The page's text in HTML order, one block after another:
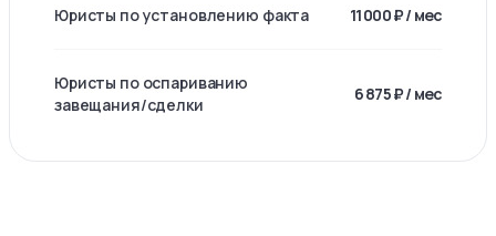
Юристы по установлению факта 11 000 ₽ / мес
Юристы по оспариванию
завещания/сделки
6 875 ₽ / мес